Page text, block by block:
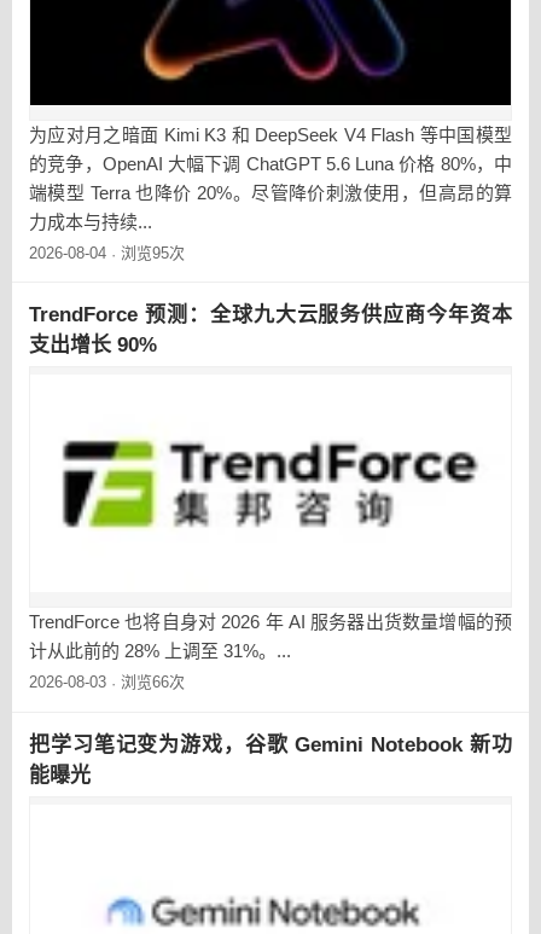
为应对月之暗面 Kimi K3 和 DeepSeek V4 Flash 等中国模型
的竞争，OpenAI 大幅下调 ChatGPT 5.6 Luna 价格 80%，中
端模型 Terra 也降价 20%。尽管降价刺激使用，但高昂的算
力成本与持续...
2026-08-04 · 浏览95次
TrendForce 预测：全球九大云服务供应商今年资本
支出增长 90%
TrendForce 也将自身对 2026 年 AI 服务器出货数量增幅的预
计从此前的 28% 上调至 31%。...
2026-08-03 · 浏览66次
把学习笔记变为游戏，谷歌 Gemini Notebook 新功
能曝光